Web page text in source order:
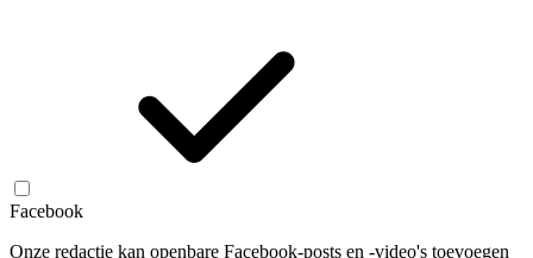
Facebook
Onze redactie kan openbare Facebook-posts en -video's toevoegen